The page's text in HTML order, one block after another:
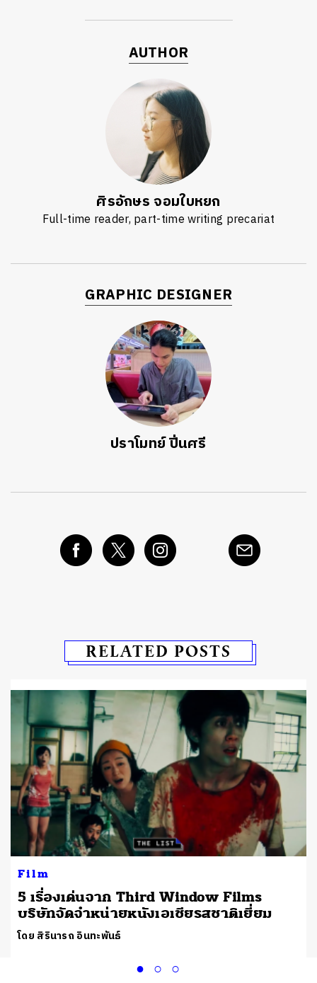
AUTHOR
ศิรอักษร จอมใบหยก
Full-time reader, part-time writing precariat
GRAPHIC DESIGNER
ปราโมทย์ ปิ่นศรี
RELATED POSTS
Film
5 เรื่องเด่นจาก Third Window Films
บริษัทจัดจำหน่ายหนังเอเชียรสชาติเยี่ยม
โดย สิรินารถ อินทะพันธ์